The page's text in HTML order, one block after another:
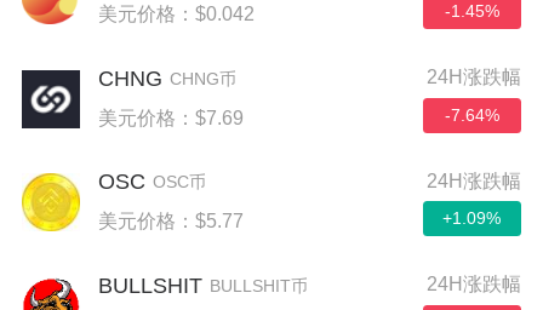
美元价格：$0.042 -1.45%
CHNG CHNG币
美元价格：$7.69
24H涨跌幅
-7.64%
OSC OSC币
美元价格：$5.77
24H涨跌幅
+1.09%
BULLSHIT BULLSHIT币 24H涨跌幅